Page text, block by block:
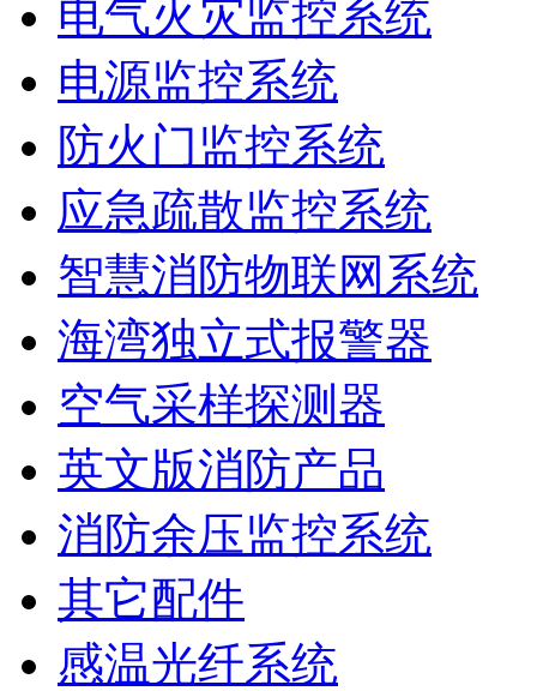
电气火灾监控系统
电源监控系统
防火门监控系统
应急疏散监控系统
智慧消防物联网系统
海湾独立式报警器
空气采样探测器
英文版消防产品
消防余压监控系统
其它配件
感温光纤系统